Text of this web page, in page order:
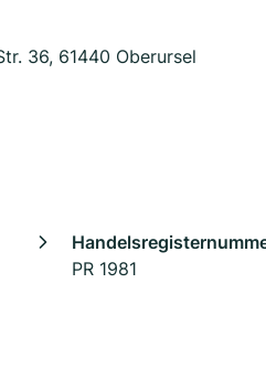
36, 61440 Oberursel
PR 1981